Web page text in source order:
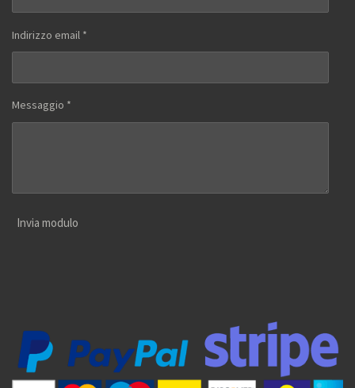
Indirizzo email *
Messaggio *
Invia modulo